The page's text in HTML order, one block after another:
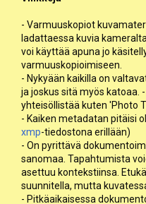
- Varmuuskopiot
ladattaessa kuvia
voi käyttää apuna jo
varmuuskopioimiseen.
- Nykyään kaikilla on
ja joskus sitä myös katoaa.
yhteisöllistää kuten 'Photo
- Kaiken metadatan pitäisi
xmp-tiedostona erillään)
- On pyrittävä
sanomaa. Tapahtumista
asettuu kontekstiinsa.
suunnitella, mutta
- Pitkäaikaisessa